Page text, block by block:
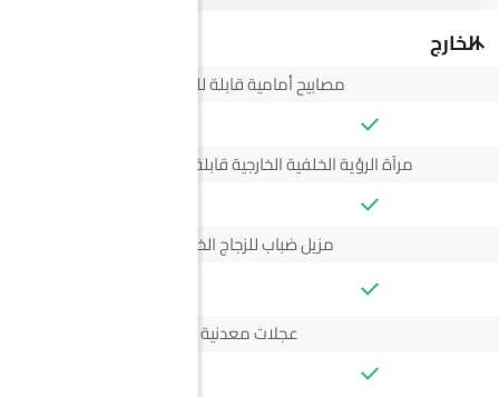
الخارج
مصابيح أمامية قابلة للتعديل
مرآة الرؤية الخلفية الخارجية قابلة للتعديل كهربائياً
مزيل ضباب للزجاج الخلفي
عجلات معدنية